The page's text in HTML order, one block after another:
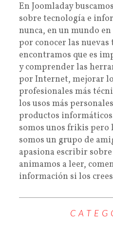
En Joomladay
sobre tecnología e
nunca, en un mundo
por conocer las nuevas
encontramos que es
y comprender las
por Internet, mejorar
profesionales más
los usos más
productos
somos unos frikis pero
somos un grupo de
apasiona escribir sobre
animamos a leer,
información si los